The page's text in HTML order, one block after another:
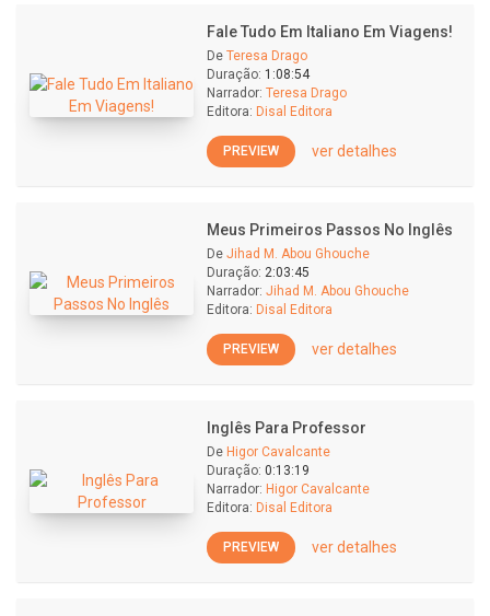
Fale Tudo Em Italiano Em Viagens!
De Teresa Drago
Duração: 1:08:54
Narrador: Teresa Drago
Editora: Disal Editora
PREVIEW ver detalhes
Meus Primeiros Passos No Inglês
De Jihad M. Abou Ghouche
Duração: 2:03:45
Narrador: Jihad M. Abou Ghouche
Editora: Disal Editora
PREVIEW ver detalhes
Inglês Para Professor
De Higor Cavalcante
Duração: 0:13:19
Narrador: Higor Cavalcante
Editora: Disal Editora
PREVIEW ver detalhes